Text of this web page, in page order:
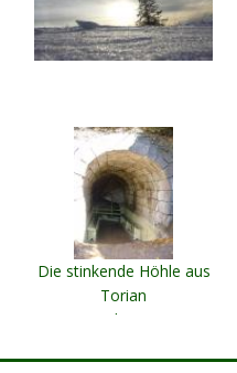
Die stinkende Höhle aus
Torian
Götzenburg Pass